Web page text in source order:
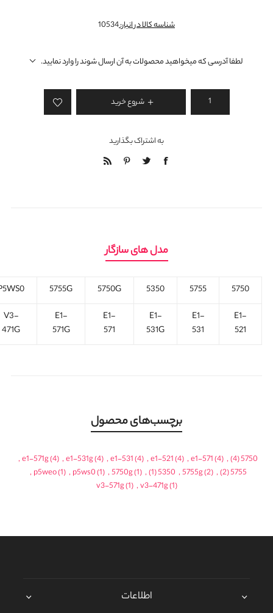
شناسه کالا در انبار:10534
لطفا آدرسی که میخواهید محصولات به آن ارسال شوند را وارد نمایید.
شروع خرید
به اشتراک بگذارید
مدل های سازگار
5750
5755
5350
5750G
5755G
E1-
521
E1-
531
E1-
531G
E1-
571
E1-
571G
V3-
471G
برچسب‌های محصول
5750
(4)
,
e1-571(4)
,
e1-521(4)
,
e1-531(4)
,
e1-531g(4)
,
e1-571g(4)
,
5755
(2)
,
5755g(2)
,
5350
(1)
,
5750g(1)
,
p5ws0(1)
,
p5weo(1)
,
v3-471g(1)
,
v3-571g(1)
اطلاعات